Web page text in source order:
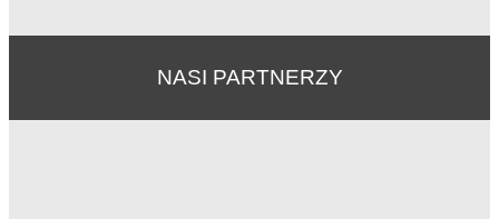
NASI PARTNERZY